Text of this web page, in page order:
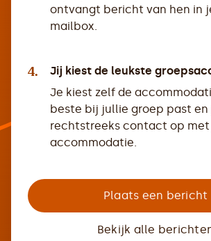
ontvangt bericht van hen in
mailbox.
4.
Jij kiest de leukste
Je kiest zelf de
beste bij jullie groep past en
rechtstreeks contact op
accommodatie.
Plaats een bericht
Bekijk alle